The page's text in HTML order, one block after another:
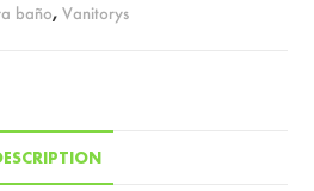
baño,Vanitorys